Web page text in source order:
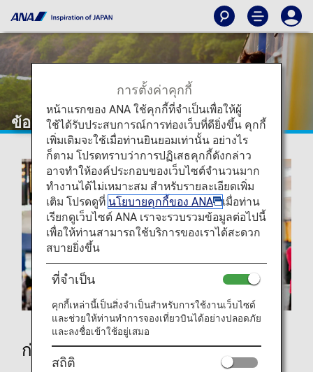
ข้อมูลการท่องเที่ยว
ก่อนการเดินทาง
การตั้งค่าคุกกี้
หน้าแรกของ ANA ใช้คุกกี้ที่จำเป็นเพื่อให้ผู้
ใช้ได้รับประสบการณ์การท่องเว็บที่ดียิ่งขึ้น คุกกี้
เพิ่มเติมจะใช้เมื่อท่านยินยอมเท่านั้น อย่างไร
ก็ตาม โปรดทราบว่าการปฏิเสธคุกกี้ดังกล่าว
อาจทำให้องค์ประกอบของเว็บไซต์จำนวนมาก
ทำงานได้ไม่เหมาะสม สำหรับรายละเอียดเพิ่ม
เติม โปรดดูที่ นโยบายคุกกี้ของ ANA
เมื่อท่าน
เรียกดูเว็บไซต์ ANA เราจะรวบรวมข้อมูลต่อไปนี้
เพื่อให้ท่านสามารถใช้บริการของเราได้สะดวก
สบายยิ่งขึ้น
ที่จำเป็น
คุกกี้เหล่านี้เป็นสิ่งจำเป็นสำหรับการใช้งานเว็บไซต์
และช่วยให้ท่านทำการจองเที่ยวบินได้อย่างปลอดภัย
และลงชื่อเข้าใช้อยู่เสมอ
สถิติ